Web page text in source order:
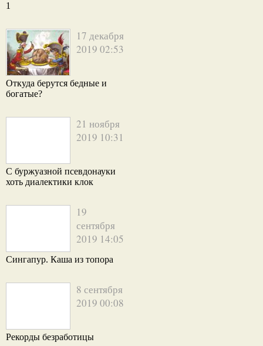
1
17 декабря
2019 02:53
Откуда берутся бедные и
богатые?
21 ноября
2019 10:31
С буржуазной псевдонауки
хоть диалектики клок
19
сентября
2019 14:05
Сингапур. Каша из топора
8 сентября
2019 00:08
Рекорды безработицы